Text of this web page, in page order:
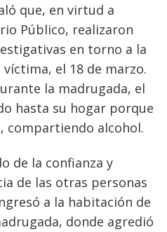
que, en virtud a
Público, realizaron
en torno a la
el 18 de marzo.
la madrugada, el
hasta su hogar porque
compartiendo alcohol.
de la confianza y
de las otras personas
a la habitación de
donde agredió